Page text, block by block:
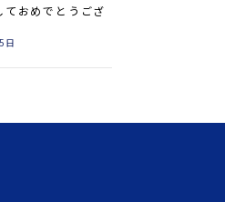
ておめでとうござ
日